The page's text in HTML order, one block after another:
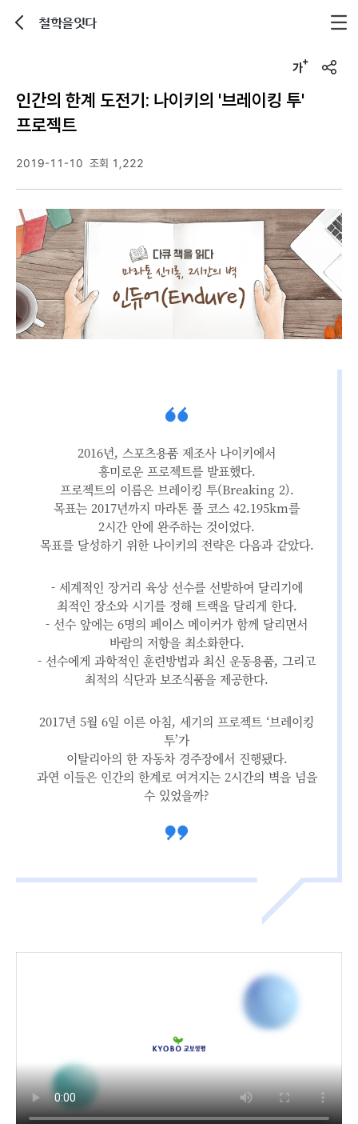
철학을잇다
u
인간의 한계 도전기: 나이키의 '브레이킹 투'
프로젝트
2019-11-10 조회 1,222
2016년, 스포츠용품 제조사 나이키에서
흥미로운 프로젝트를 발표했다.
프로젝트의 이름은 브레이킹 투(Breaking 2).
목표는 2017년까지 마라톤 풀 코스 42.195km를
2시간 안에 완주하는 것이었다.
목표를 달성하기 위한 나이키의 전략은 다음과 같았다.
- 세계적인 장거리 육상 선수를 선발하여 달리기에
최적인 장소와 시기를 정해 트랙을 달리게 한다.
- 선수 앞에는 6명의 페이스 메이커가 함께 달리면서
바람의 저항을 최소화한다.
- 선수에게 과학적인 훈련방법과 최신 운동용품, 그리고
최적의 식단과 보조식품을 제공한다.
2017년 5월 6일 이른 아침, 세기의 프로젝트 ‘브레이킹
투’가
이탈리아의 한 자동차 경주장에서 진행됐다.
과연 이들은 인간의 한계로 여겨지는 2시간의 벽을 넘을
수 있었을까?